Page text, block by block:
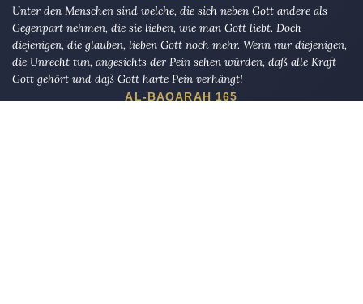
Unter den Menschen sind welche, die sich neben Gott andere als
Gegenpart nehmen, die sie lieben, wie man Gott liebt. Doch
diejenigen, die glauben, lieben Gott noch mehr. Wenn nur diejenigen,
die Unrecht tun, angesichts der Pein sehen würden, daß alle Kraft
Gott gehört und daß Gott harte Pein verhängt!
AL-BAQARAH 165